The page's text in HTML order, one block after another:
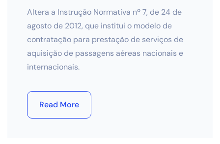
Altera a Instrução Normativa nº 7, de 24 de
agosto de 2012, que institui o modelo de
contratação para prestação de serviços de
aquisição de passagens aéreas nacionais e
internacionais.
Read More